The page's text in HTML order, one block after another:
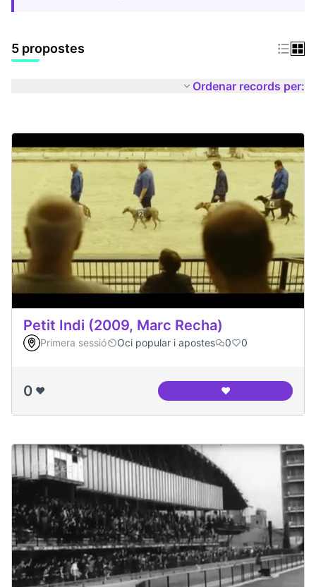
5 propostes
Ordenar records per:
Petit Indi (2009, Marc Recha)
Primera sessió Oci popular i apostes 0 0
0 ❤️ ❤️Petit Indi (2009,